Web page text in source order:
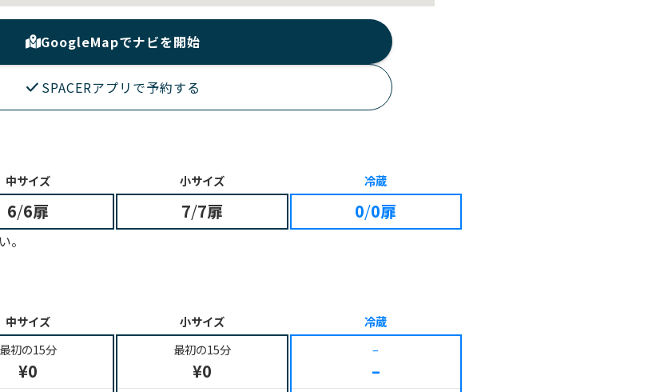
GoogleMapでナビを開始
SPACERアプリで予約する
中サイズ 小サイズ 冷蔵
6/6扉 7/7扉 0/0扉
。
中サイズ 小サイズ
冷蔵
最初の15分
¥0
最初の15分
¥0
–
–